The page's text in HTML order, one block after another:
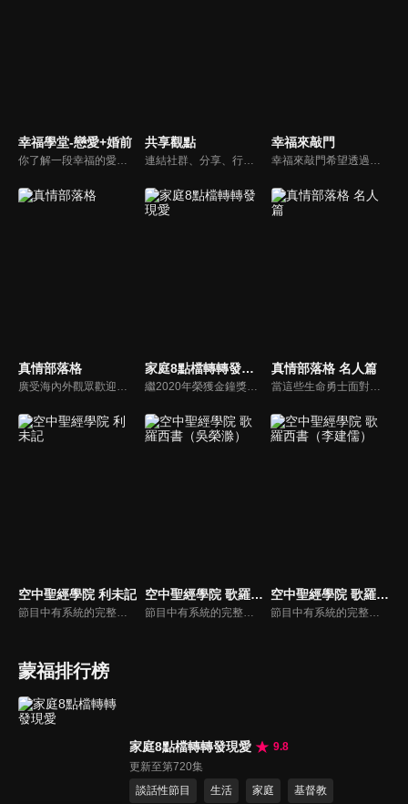
幸福學堂-戀愛+婚前
你了解一段幸福的愛情是如何發展出來的嗎？你對你心中那一個對象，到底是愛還是喜歡？難道喜歡跟愛差距很大嗎？讓我們的大師來消除你心中的疑惑。
共享觀點
連結社群、分享、行動的特色，運用講道學的架構，談論包含基要真理、生活話題及神學裝備三大面向主題。身為第六代基督徒，從小在教會中長大的周巽正，與第一代基督徒的廖文華，背景及生活經歷都不同，在節目中以輕鬆對談的方式，貢獻出不同角度的觀點。
幸福來敲門
幸福來敲門希望透過藝人、觀眾、夫妻來賓的經驗分享以及專家解析：傳遞聖經中的家庭價值觀，提供現代人面臨婚姻與家庭各種狀況接踵而來時的答案，並且邀請上帝成為每個家庭的主人。
真情部落格
廣受海內外觀眾歡迎的真情部落格，是以見證故事為主軸的訪談節目，由知名主播夏嘉璐主持，莊信德牧師、黃國倫牧師回應，來賓在節目中自在的暢談自己的生命歷程，這些最真實的生命見證也幫助許多人走出低谷。
家庭8點檔轉轉發現愛
繼2020年榮獲金鐘獎「生活風格節目主持人獎」，2021年再度入圍，從真理出發的家庭談話性節目，針對現代婚姻家庭議題讓您輕鬆掌握關注方向。
真情部落格 名人篇
當這些生命勇士面對自己生命中的難題時，選擇靠著信靠耶穌來勇敢勝過，這些可愛的基督徒們，願意把自己生命裡最黑暗軟弱的一面和大家分享，為的就是將來自天上那最美好的福分帶給人們，每一個有血有淚的生命見證，都是最震撼人心的蛻變，最深刻的真實。
空中聖經學院 利未記
節目中有系統的完整講解聖經真理，邀請受過解經講道訓練的老師，按著正意分解真理的道，帶領弟兄姊妹更深的了解聖經的浩瀚與偉大
空中聖經學院 歌羅西書（吳榮滁）
節目中有系統的完整講解聖經真理，邀請受過解經講道訓練的老師，按著正意分解真理的道，帶領弟兄姊妹更深的了解聖經的浩瀚與偉大。
空中聖經學院 歌羅西書（李建儒）
節目中有系統的完整講解聖經真理，邀請受過解經講道訓練的老師，按著正意分解真理的道，帶領弟兄姊妹更深的了解聖經的浩瀚與偉大
蒙福排行榜
家庭8點檔轉轉發現愛
9.8
更新至第720集
談話性節目
生活 家庭 基督教